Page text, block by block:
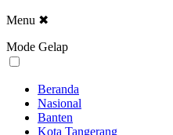
Menu ✖
Mode Gelap
Beranda
Nasional
Banten
Kota Tangerang